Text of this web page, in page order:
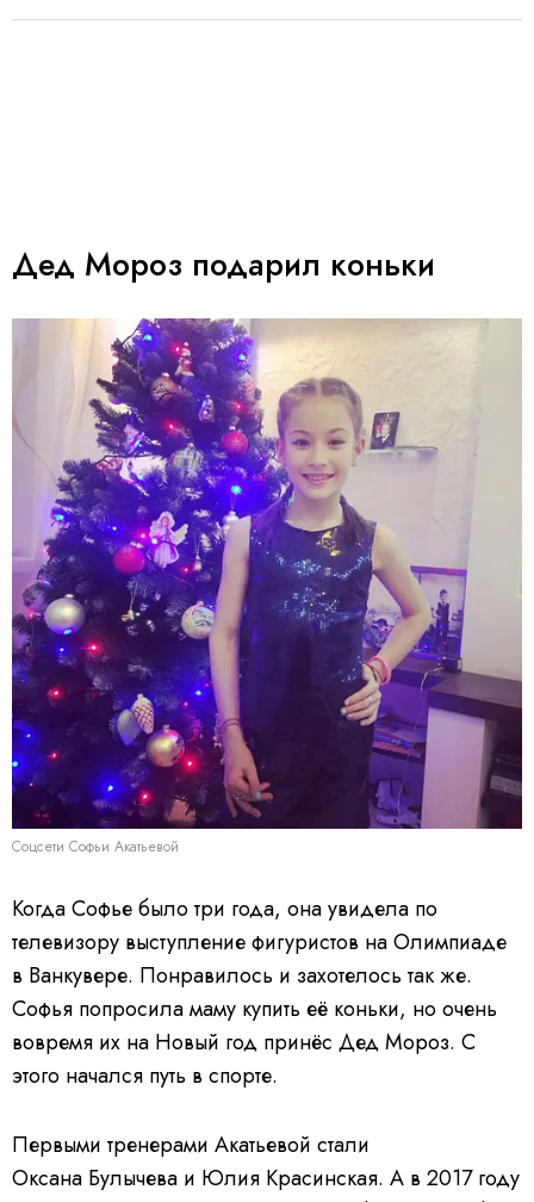
Дед Мороз подарил коньки
Соцсети Софьи Акатьевой
Когда Софье было три года, она увидела по
телевизору выступление фигуристов на Олимпиаде
в Ванкувере. Понравилось и захотелось так же.
Софья попросила маму купить её коньки, но очень
вовремя их на Новый год принёс Дед Мороз. С
этого начался путь в спорте.
Первыми тренерами Акатьевой стали
Оксана Булычева и Юлия Красинская. А в 2017 году